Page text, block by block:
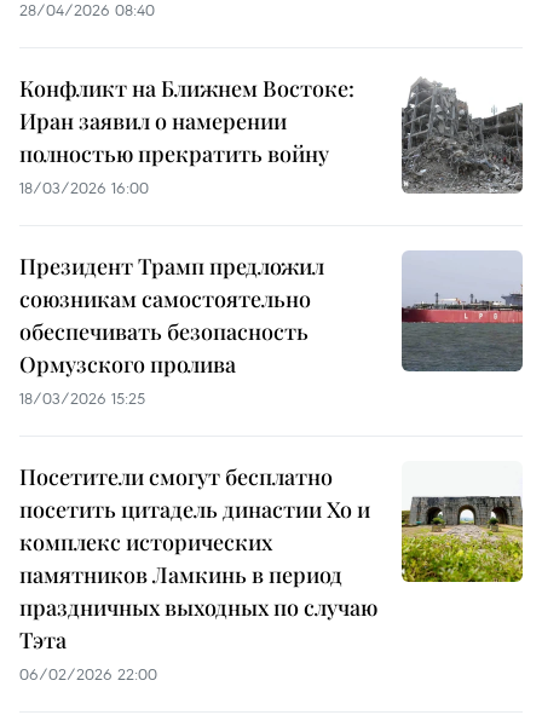
28/04/2026 08:40
Конфликт на Ближнем Востоке:
Иран заявил о намерении
полностью прекратить войну
18/03/2026 16:00
Президент Трамп предложил
союзникам самостоятельно
обеспечивать безопасность
Ормузского пролива
18/03/2026 15:25
Посетители смогут бесплатно
посетить цитадель династии Хо и
комплекс исторических
памятников Ламкинь в период
праздничных выходных по случаю
Тэта
06/02/2026 22:00